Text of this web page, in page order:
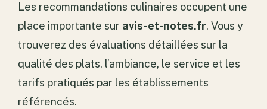
Les recommandations culinaires occupent une
place importante sur avis-et-notes.fr. Vous y
trouverez des évaluations détaillées sur la
qualité des plats, l’ambiance, le service et les
tarifs pratiqués par les établissements
référencés.